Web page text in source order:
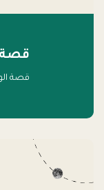
قصة